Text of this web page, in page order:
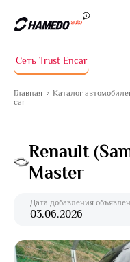
Сеть Trust Encar
Главная Каталог
car
Renault
Master
Дата добавления
03.06.2026